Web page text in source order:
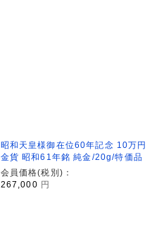
昭和天皇様御在位60年記念 10万円
金貨 昭和61年銘 純金/20g/特価品
会員価格(税別)：
267,000 円